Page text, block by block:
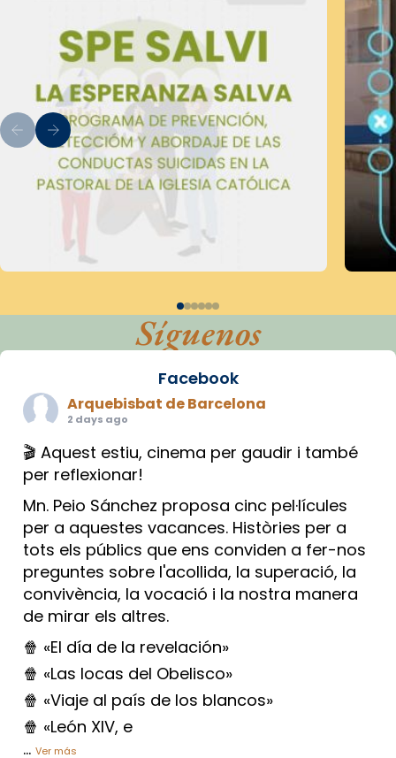
Síguenos
Facebook
Arquebisbat de Barcelona
2 days ago
🎬 Aquest estiu, cinema per gaudir i també
per reflexionar!
Mn. Peio Sánchez proposa cinc pel·lícules
per a aquestes vacances. Històries per a
tots els públics que ens conviden a fer-nos
preguntes sobre l'acollida, la superació, la
convivència, la vocació i la nostra manera
de mirar els altres.
🍿 «El día de la revelación»
🍿 «Las locas del Obelisco»
🍿 «Viaje al país de los blancos»
🍿 «León XIV, e
... Ver más